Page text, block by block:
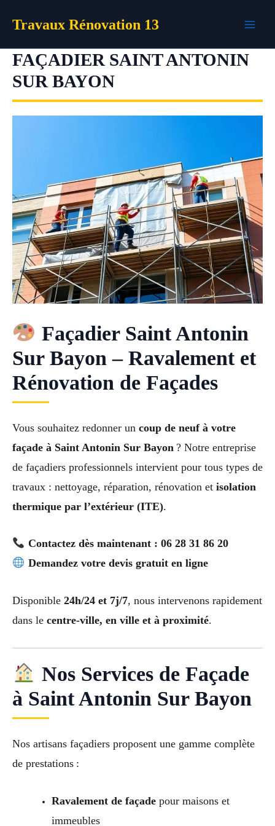
Travaux Rénovation 13
FAÇADIER SAINT ANTONIN
SUR BAYON
Façadier Saint Antonin
Sur Bayon – Ravalement et
Rénovation de Façades
Vous souhaitez redonner un coup de neuf à votre
façade à Saint Antonin Sur Bayon ? Notre entreprise
de façadiers professionnels intervient pour tous types de
travaux : nettoyage, réparation, rénovation et isolation
thermique par l’extérieur (ITE).
Contactez dès maintenant : 06 28 31 86 20
Demandez votre devis gratuit en ligne
Disponible 24h/24 et 7j/7, nous intervenons rapidement
dans le centre-ville, en ville et à proximité.
Nos Services de Façade
à Saint Antonin Sur Bayon
Nos artisans façadiers proposent une gamme complète
de prestations :
Ravalement de façadepour maisons et
immeubles